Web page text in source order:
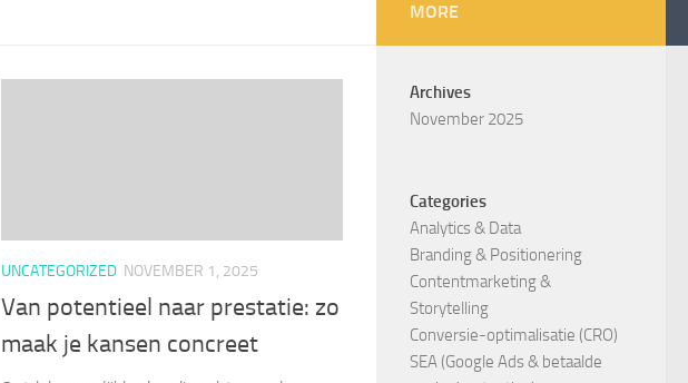
UNCATEGORIZED NOVEMBER 1, 2025
Van potentieel naar prestatie: zo
maak je kansen concreet
MORE
Archives
November 2025
Categories
Analytics & Data
Branding & Positionering
Contentmarketing &
Storytelling
Conversie-optimalisatie (CRO)
SEA (Google Ads & betaalde